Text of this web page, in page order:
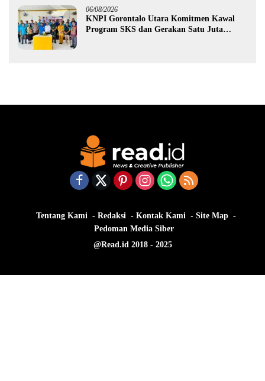
06/08/2026
KNPI Gorontalo Utara Komitmen Kawal
Program SKS dan Gerakan Satu Juta
Tentang Kami Redaksi Kontak Kami
Site Map
Pedoman Media Siber
@Read.id 2018 - 2025